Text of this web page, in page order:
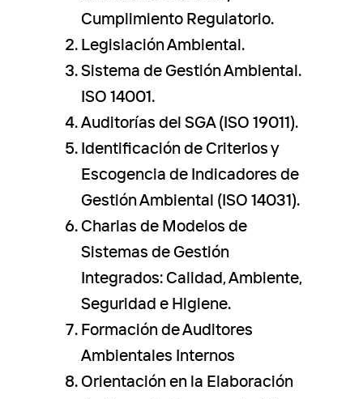
Cumplimiento Regulatorio.
Legislación Ambiental.
Sistema de Gestión Ambiental.
ISO 14001.
Auditorías del SGA (ISO 19011).
Identificación de Criterios y
Escogencia de Indicadores de
Gestión Ambiental (ISO 14031).
Charlas de Modelos de
Sistemas de Gestión
Integrados: Calidad, Ambiente,
Seguridad e Higiene.
Formación de Auditores
Ambientales Internos
Orientación en la Elaboración